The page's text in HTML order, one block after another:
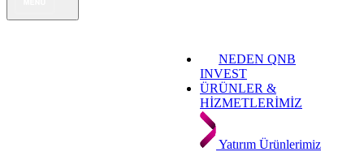
NEDEN QNB
INVEST
ÜRÜNLER &
HİZMETLERİMİZ
Yatırım Ürünlerimiz